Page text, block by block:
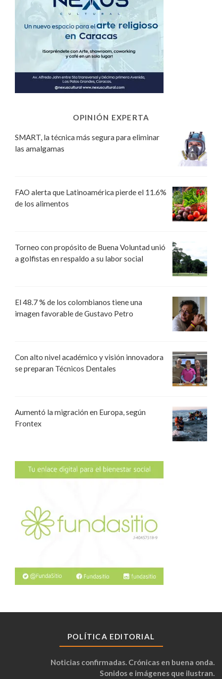
OPINIÓN EXPERTA
SMART, la técnica más segura para eliminar
las amalgamas
FAO alerta que Latinoamérica pierde el 11.6%
de los alimentos
Torneo con propósito de Buena Voluntad unió
a golfistas en respaldo a su labor social
El 48.7 % de los colombianos tiene una
imagen favorable de Gustavo Petro
Con alto nivel académico y visión innovadora
se preparan Técnicos Dentales
Aumentó la migración en Europa, según
Frontex
POLÍTICA EDITORIAL
Noticias confirmadas. Crónicas en buena onda.
Sonidos e imágenes que ilustran.